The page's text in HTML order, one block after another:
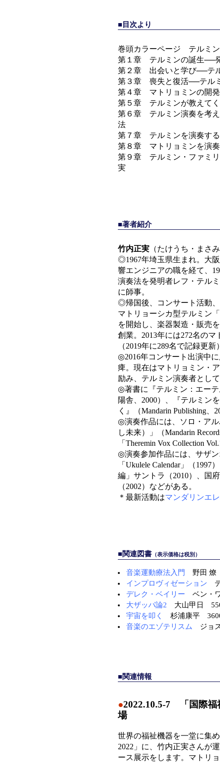
■目次より
巻頭カラーページ テルミ
第１章 テルミンの誕生──
第２章 出会いと学び──テ
第３章 喪失と復活──テル
第４章 マトリョミンの開
第５章 テルミンが教えて
第６章 テルミン演奏を考
法
第７章 テルミンを演奏す
第８章 マトリョミンを演
第９章 テルミン・ファミ
実
■著者紹介
竹内正実 （たけうち・まさ
◎1967年埼玉県生まれ。大
響エンジニアの職を経て、
演奏法を発明者レフ・テル
に師事。
◎帰国後、コンサート活動
マトリョーシカ型テルミン
を開始し、楽器製造・販売
創業。2013年には272名の
（2019年に289名で記録更新
◎2016年コンサート出演中
痺。現在はマトリョミン・
励み、テルミン演奏者とし
◎著書に『テルミン：エー
陽舎、2000）、『テルミン
く』（Mandarin Publishing、
◎演奏作品には、ソロ・アル
し未来）」（Mandarin
「Theremin Vox Collection
◎演奏参加作品には、サザ
「Ukulele Calendar」（
編」サントラ（2010）、国
（2002）などがある。
＊最新活動はマンダリンエ
■関連図書 （表示価格は税別）
音楽運動療法入門
野田 燎
インプロヴィゼーション
デレク・ベイリー ベン・
大ザッパ論2 大山甲日
宇宙を叩く
杉浦康平
音楽のエゾテリスム ジョ
■関連情報
●2022.10.5-7 「国際福
場
世界の福祉機器を一堂に集
2022」に、竹内正実さんが
ース展示をします。マトリ